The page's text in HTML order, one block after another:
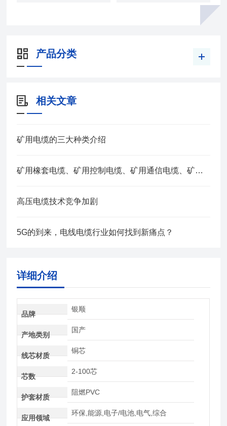
产品分类
相关文章
矿用电缆的三大种类介绍
矿用橡套电缆、矿用控制电缆、矿用通信电缆、矿用电力电缆、矿用计算机电缆区别，看完不选错
高压电缆技术竞争加剧
5G的到来，电线电缆行业如何找到新痛点？
详细介绍
品牌
银顺
产地类别
国产
线芯材质
铜芯
芯数
2-100芯
护套材质
阻燃PVC
应用领域
环保,能源,电子/电池,电气,综合